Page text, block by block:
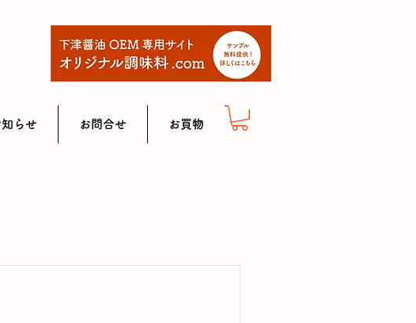
知らせ お問合せ お買物